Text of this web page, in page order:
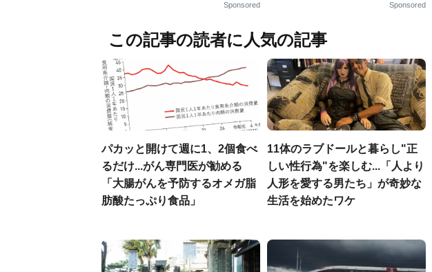
Sponsored Sponsored
この記事の読者に人気の記事
パカッと開けて週に1、2個食べ
るだけ...がん専門医が勧める
「大腸がんを予防するオメガ脂
肪酸たっぷり食品」
11体のラブドールと暮らし"正
しい性行為"を楽しむ...「人より
人形を愛する男たち」が奇妙な
生活を始めたワケ